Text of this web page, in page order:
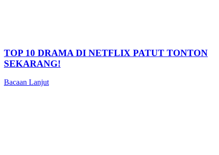
TOP 10 DRAMA DI NETFLIX PATUT TONTON
SEKARANG!
Bacaan Lanjut